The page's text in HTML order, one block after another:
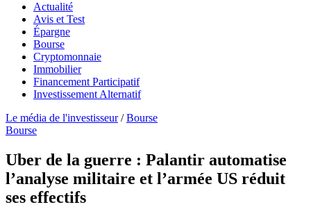
Actualité
Avis et Test
Épargne
Bourse
Cryptomonnaie
Immobilier
Financement Participatif
Investissement Alternatif
Le média de l'investisseur / Bourse
Bourse
Uber de la guerre : Palantir automatise
l’analyse militaire et l’armée US réduit
ses effectifs